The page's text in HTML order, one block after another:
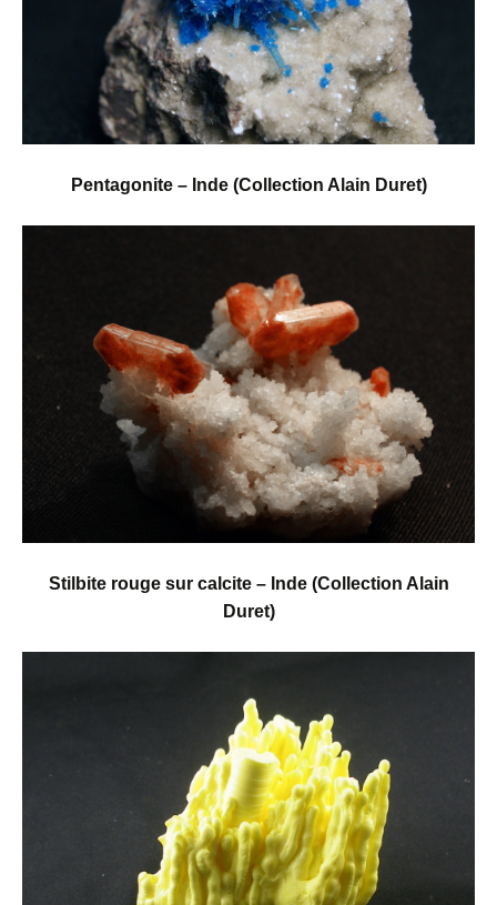
Pentagonite – Inde (Collection Alain Duret)
Stilbite rouge sur calcite – Inde (Collection Alain
Duret)